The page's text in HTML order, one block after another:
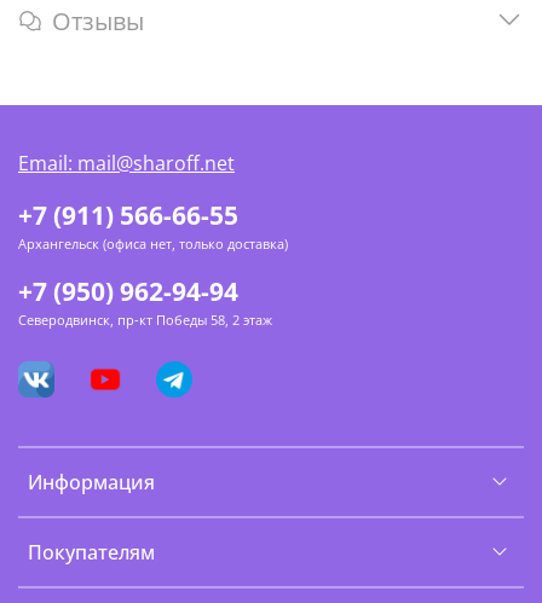
Отзывы
Информация
Покупателям
+7 (911) 566-66-55
Архангельск (офиса нет, только доставка)
+7 (950) 962-94-94
Северодвинск, пр-кт Победы 58, 2 этаж
Email: mail@sharoff.net